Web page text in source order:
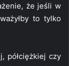
że jeśli w
to tylko
półciężkiej czy